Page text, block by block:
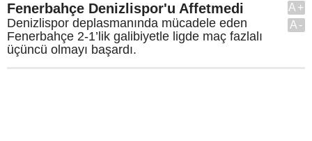
Fenerbahçe Denizlispor'u Affetmedi
Denizlispor deplasmanında mücadele eden
Fenerbahçe 2-1’lik galibiyetle ligde maç fazlalı
üçüncü olmayı başardı.
A+
A-